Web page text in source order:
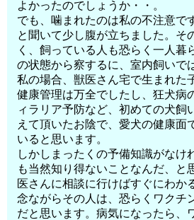
よかったのでしょうか・・。
でも、噛まれたのは私の不注意で
と聞いて少し腹が立ちました。そ
く、飼っている人も恐らく一人暮
の状態から察するに、室内飼いで
私の場合、獣医さん宅で生まれた
健康管理は万全でしたし、狂犬病
ィラリア予防など、初めての犬飼
えて頂いたお陰で、愛犬の健康面
いると思います。
しかしまったくの予備知識がなけ
も当然知り得ないことなんだ、と
医さんに相談に行けばすぐにわか
念ながらその人は、恐らくワクチ
だと思います。病気になったら、